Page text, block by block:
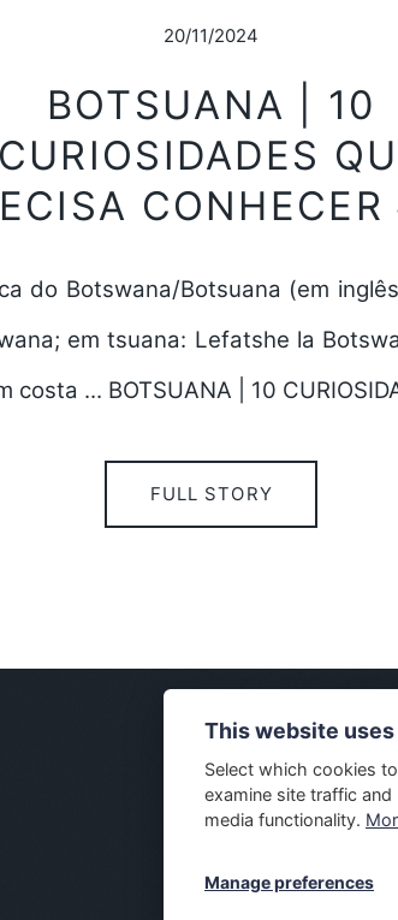
20/11/2024
BOTSUANA | 10
CURIOSIDADES
do Botswana/Botsuana (em
em tsuana: Lefatshe la
costa ... BOTSUANA | 10
FULL STORY
This website
Select which cookies
examine site traffic
media functionality.
Manage preferences